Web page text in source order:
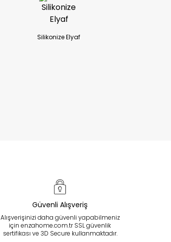
Silikonize Elyaf
Güvenli Alışveriş
Alışverişinizi daha güvenli yapabilmeniz
için enzahome.com.tr SSL güvenlik
sertifikası ve 3D Secure kullanmaktadır.